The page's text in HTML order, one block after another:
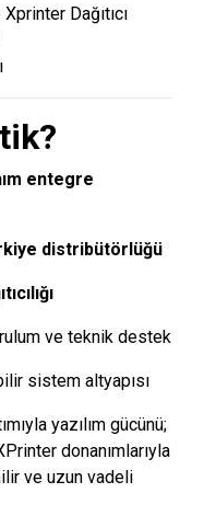
Dağıtıcı
entegre
distribütörlüğü
ve teknik destek
sistem altyapısı
yazılım gücünü;
donanımlarıyla
ve uzun vadeli